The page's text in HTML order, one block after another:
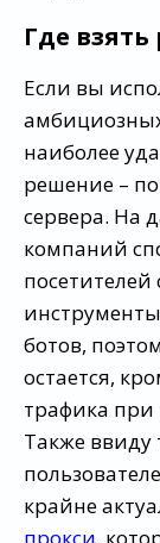
Где
Если вы
наиболее
решение –
сервера. На
компаний
посетителей
ботов,
остается,
трафика
Также ввиду
крайне